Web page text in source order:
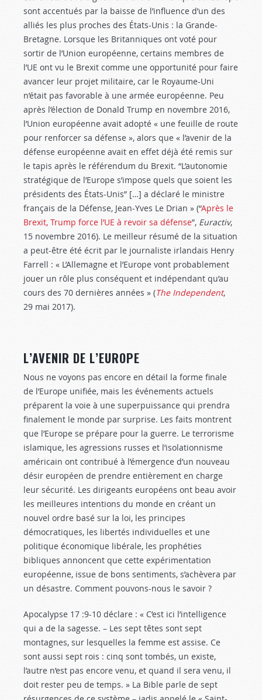
sont accentués par la baisse de l’influence d’un des
alliés les plus proches des États-Unis : la Grande-
Bretagne. Lorsque les Britanniques ont voté pour
sortir de l’Union européenne, certains membres de
l’UE ont vu le Brexit comme une opportunité pour faire
avancer leur projet militaire, car le Royaume-Uni
n’était pas favorable à une armée européenne. Peu
après l’élection de Donald Trump en novembre 2016,
l’Union européenne avait adopté « une feuille de route
pour renforcer sa défense », alors que « l’avenir de la
défense européenne avait en effet déjà été remis sur
le tapis après le référendum du Brexit. “L’autonomie
stratégique de l’Europe s’impose quels que soient les
présidents des États-Unis” […] a déclaré le ministre
français de la Défense, Jean-Yves Le Drian » (“Après le
Brexit, Trump force l’UE à revoir sa défense”, Euractiv,
15 novembre 2016). Le meilleur résumé de la situation
a peut-être été écrit par le journaliste irlandais Henry
Farrell : « L’Allemagne et l’Europe vont probablement
jouer un rôle plus conséquent et indépendant qu’au
cours des 70 dernières années » (The Independent,
29 mai 2017).
L’AVENIR DE L’EUROPE
Nous ne voyons pas encore en détail la forme finale
de l’Europe unifiée, mais les événements actuels
préparent la voie à une superpuissance qui prendra
finalement le monde par surprise. Les faits montrent
que l’Europe se prépare pour la guerre. Le terrorisme
islamique, les agressions russes et l’isolationnisme
américain ont contribué à l’émergence d’un nouveau
désir européen de prendre entièrement en charge
leur sécurité. Les dirigeants européens ont beau avoir
les meilleures intentions du monde en créant un
nouvel ordre basé sur la loi, les principes
démocratiques, les libertés individuelles et une
politique économique libérale, les prophéties
bibliques annoncent que cette expérimentation
européenne, issue de bons sentiments, s’achèvera par
un désastre. Comment pouvons-nous le savoir ?
Apocalypse 17 :9-10 déclare : « C’est ici l’intelligence
qui a de la sagesse. – Les sept têtes sont sept
montagnes, sur lesquelles la femme est assise. Ce
sont aussi sept rois : cinq sont tombés, un existe,
l’autre n’est pas encore venu, et quand il sera venu, il
doit rester peu de temps. » La Bible parle de sept